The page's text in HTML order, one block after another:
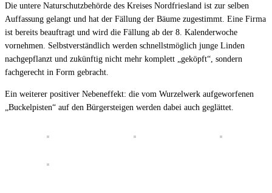
Die untere Naturschutzbehörde des Kreises Nordfriesland ist zur selben
Auffassung gelangt und hat der Fällung der Bäume zugestimmt. Eine Firma
ist bereits beauftragt und wird die Fällung ab der 8. Kalenderwoche
vornehmen. Selbstverständlich werden schnellstmöglich junge Linden
nachgepflanzt und zukünftig nicht mehr komplett „geköpft“, sondern
fachgerecht in Form gebracht.
Ein weiterer positiver Nebeneffekt: die vom Wurzelwerk aufgeworfenen
„Buckelpisten“ auf den Bürgersteigen werden dabei auch geglättet.